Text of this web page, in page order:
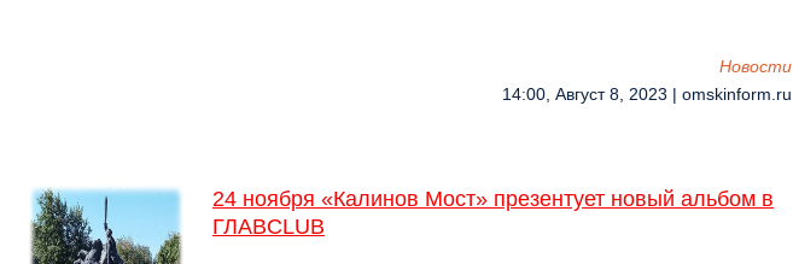
Новости
14:00, Август 8, 2023 | omskinform.ru
24 ноября «Калинов Мост» презентует новый альбом в
ГЛАВCLUB